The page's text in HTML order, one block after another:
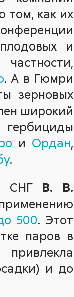
том, как их
и
. А в Гюмри
зерновых
широкий
гербициды
и Ордан
.
СНГ В. В.
500. Этот
паров в
и до